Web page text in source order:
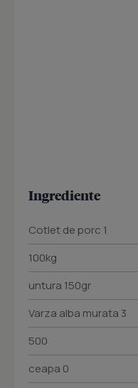
Ingrediente
Cotlet de porc 1
100kg
untura 150gr
Varza alba murata 3
500
ceapa 0